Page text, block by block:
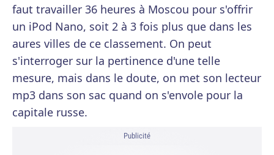
faut travailler 36 heures à Moscou pour s'offrir
un iPod Nano, soit 2 à 3 fois plus que dans les
aures villes de ce classement. On peut
s'interroger sur la pertinence d'une telle
mesure, mais dans le doute, on met son lecteur
mp3 dans son sac quand on s'envole pour la
capitale russe.
Publicité